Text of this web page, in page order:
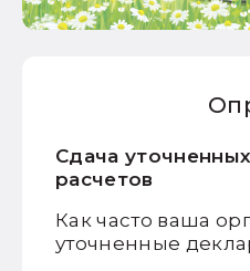
Сдача
расчетов
Как часто ваша
уточненные